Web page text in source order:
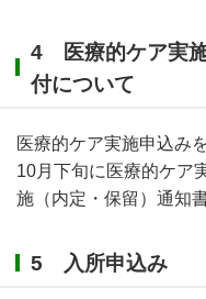
4 医療的ケア実
付について
医療的ケア実施申込み
10月下旬に医療的ケア
施（内定・保留）通知
5 入所申込み